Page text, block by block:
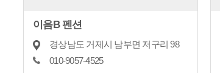
이음B 펜션
경상남도 거제시 남부면 저구리 98
010-9057-4525